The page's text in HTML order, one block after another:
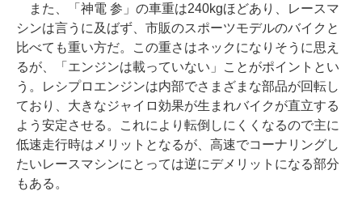
また、「神電 参」の車重は240kgほどあり、レースマ
シンは言うに及ばず、市販のスポーツモデルのバイクと
比べても重い方だ。この重さはネックになりそうに思え
るが、「エンジンは載っていない」ことがポイントとい
う。レシプロエンジンは内部でさまざまな部品が回転し
ており、大きなジャイロ効果が生まれバイクが直立する
よう安定させる。これにより転倒しにくくなるので主に
低速走行時はメリットとなるが、高速でコーナリングし
たいレースマシンにとっては逆にデメリットになる部分
もある。